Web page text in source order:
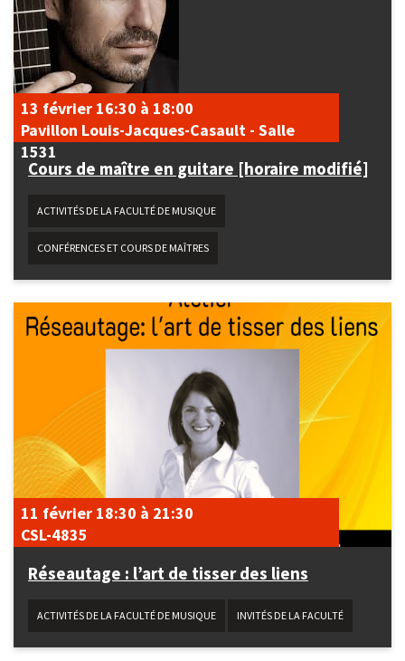
Cours de maître en guitare [horaire modifié]
13 février 16:30 à 18:00
Pavillon Louis-Jacques-Casault - Salle
1531
ACTIVITÉS DE LA FACULTÉ DE MUSIQUE
CONFÉRENCES ET COURS DE MAÎTRES
Réseautage : l’art de tisser des liens
11 février 18:30 à 21:30
CSL-4835
ACTIVITÉS DE LA FACULTÉ DE MUSIQUE INVITÉS DE LA FACULTÉ